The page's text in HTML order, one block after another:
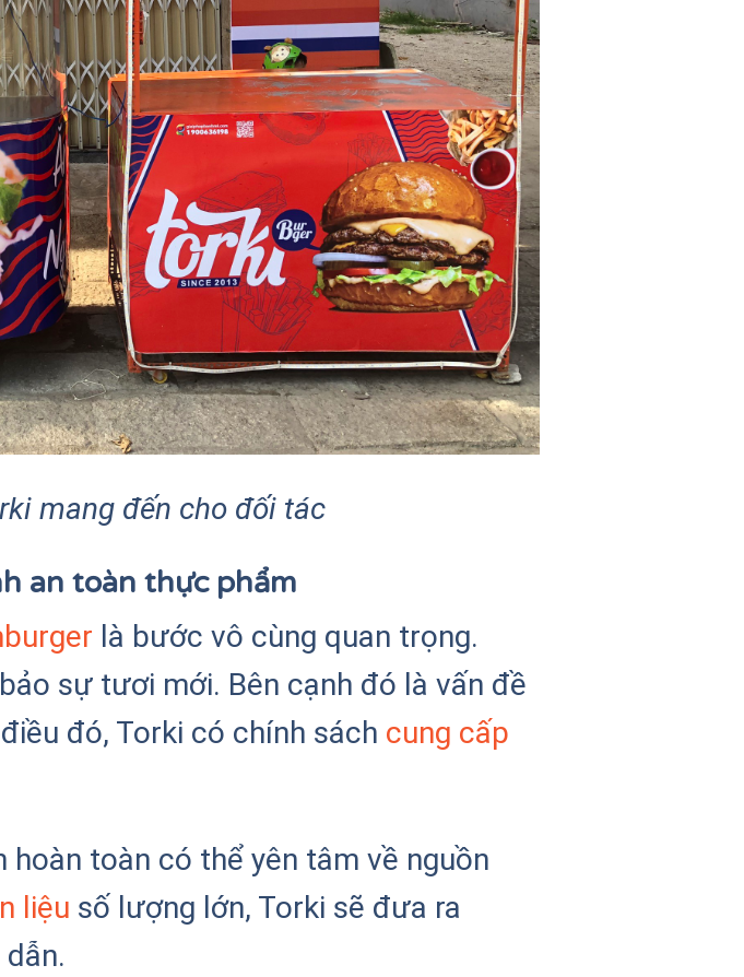
mang đến cho đối tác
an toàn thực phẩm
là bước vô cùng quan trọng.
sự tươi mới. Bên cạnh đó là vấn đề
đó, Torki có chính sách cung cấp
hoàn toàn có thể yên tâm về nguồn
liệu số lượng lớn, Torki sẽ đưa ra